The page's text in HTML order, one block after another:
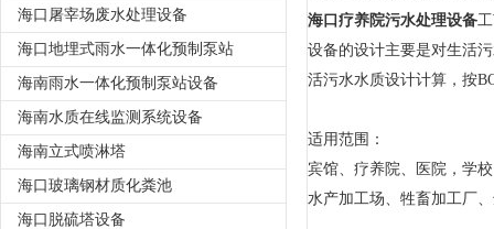
海口屠宰场废水处理设备
海口地埋式雨水一体化预制泵站
海南雨水一体化预制泵站设备
海南水质在线监测系统设备
海南立式喷淋塔
海口玻璃钢材质化粪池
海口脱硫塔设备
海口疗养院污水处理设备
设备的设计主要是对生活
活污水水质设计计算，按
适用范围：
宾馆、疗养院、医院，学
水产加工场、牲畜加工厂